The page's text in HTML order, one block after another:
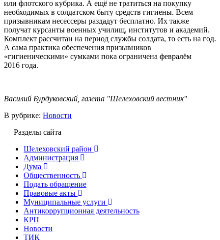
или флотского кубрика. А ещё не тратиться на покупку
необходимых в солдатском быту средств гигиены. Всем
призывникам несессеры раздадут бесплатно. Их также
получат курсанты военных училищ, институтов и академий.
Комплект рассчитан на период службы солдата, то есть на год.
А сама практика обеспечения призывников
«гигиеническими» сумками пока ограничена февралём
2016 года.
Василий Бурдуковский, газета "Шелеховский вестник"
В рубрике: Новости
Разделы сайта
Шелеховский район
Администрация
Дума
Общественность
Подать обращение
Правовые акты
Муниципальные услуги
Антикоррупционная деятельность
КРП
Новости
ТИК